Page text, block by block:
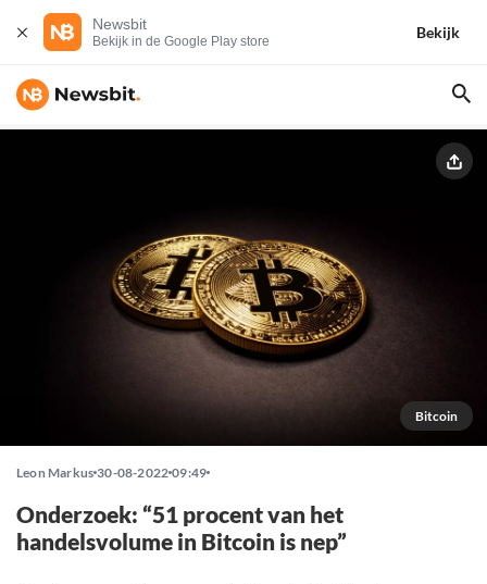
Newsbit
Bekijk in de Google Play store
Bekijk
Bitcoin
Leon Markus 30-08-2022 09:49
Onderzoek: “51 procent van het
handelsvolume in Bitcoin is nep”